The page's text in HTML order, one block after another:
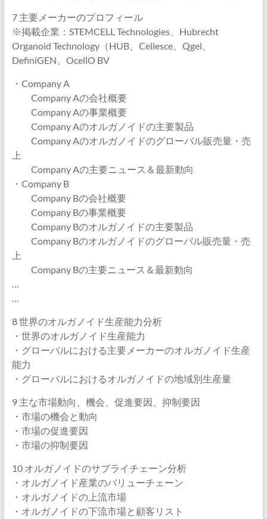
7 主要メーカーのプロフィール
※掲載企業：STEMCELL Technologies、Hubrecht
Organoid Technology（HUB、Cellesce、Qgel、
DefiniGEN、OcellO BV
・Company A
Company Aの会社概要
Company Aの事業概要
Company Aのオルガノイドの主要製品
Company Aのオルガノイドのグローバル販売量・売
上
Company Aの主要ニュース＆最新動向
・Company B
Company Bの会社概要
Company Bの事業概要
Company Bのオルガノイドの主要製品
Company Bのオルガノイドのグローバル販売量・売
上
Company Bの主要ニュース＆最新動向
…
…
8 世界のオルガノイド生産能力分析
・世界のオルガノイド生産能力
・グローバルにおける主要メーカーのオルガノイド生産
能力
・グローバルにおけるオルガノイドの地域別生産量
9 主な市場動向、機会、促進要因、抑制要因
・市場の機会と動向
・市場の促進要因
・市場の抑制要因
10 オルガノイドのサプライチェーン分析
・オルガノイド産業のバリューチェーン
・オルガノイドの上流市場
・オルガノイドの下流市場と顧客リスト